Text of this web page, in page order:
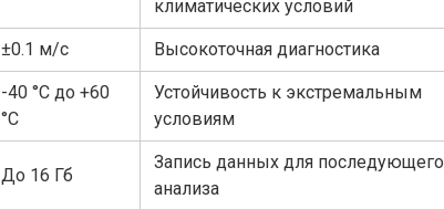
климатических условий
±0.1 м/с Высокоточная диагностика
-40 °C до +60
°C
Устойчивость к экстремальным
условиям
До 16 Гб
Запись данных для последующего
анализа